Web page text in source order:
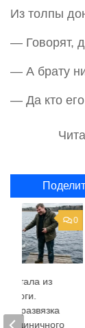
Из толпы
— Говорят,
— А брату
— Да кто
0
встала из
ноги.
развязка
циничного